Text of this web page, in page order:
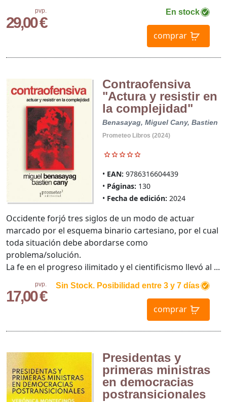
pvp.
29,00 €
En stock
comprar
Contraofensiva
"Actura y resistir en
la complejidad"
Benasayag, Miguel Cany, Bastien
Prometeo Libros (2024)
EAN: 9786316604439
Páginas: 130
Fecha de edición: 2024
pvp.
17,00 €
Sin Stock. Posibilidad entre 3 y 7 días
comprar
Occidente forjó tres siglos de un modo de actuar
marcado por el esquema binario cartesiano, por el cual
toda situación debe abordarse como
problema/solución.
La fe en el progreso ilimitado y el cientificismo llevó al ...
Presidentas y
primeras ministras
en democracias
postransicionales